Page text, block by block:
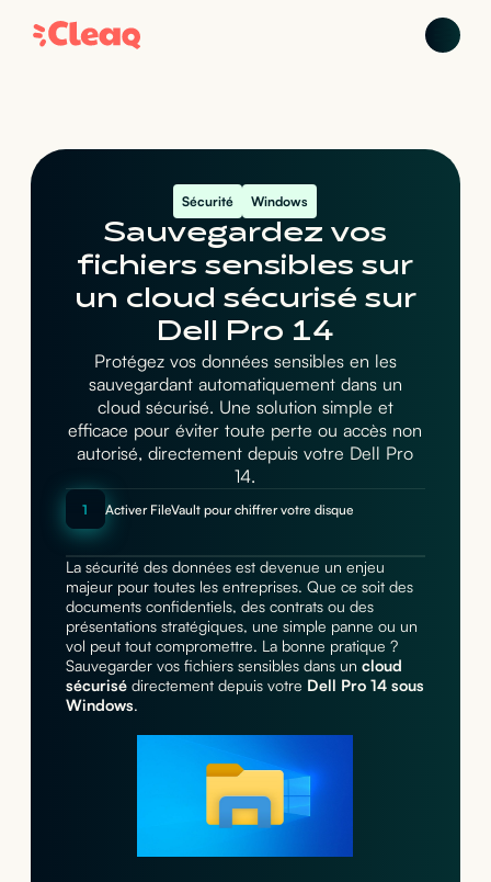
Sécurité Windows
Sauvegardez vos
fichiers sensibles sur
un cloud sécurisé sur
Dell Pro 14
Protégez vos données sensibles en les
sauvegardant automatiquement dans un
cloud sécurisé. Une solution simple et
efficace pour éviter toute perte ou accès non
autorisé, directement depuis votre Dell Pro
14.
1 Activer FileVault pour chiffrer votre disque
La sécurité des données est devenue un enjeu
majeur pour toutes les entreprises. Que ce soit des
documents confidentiels, des contrats ou des
présentations stratégiques, une simple panne ou un
vol peut tout compromettre. La bonne pratique ?
Sauvegarder vos fichiers sensibles dans un cloud
sécurisédirectement depuis votre Dell Pro 14 sous
Windows.